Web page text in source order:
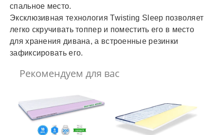
спальное место.
Эксклюзивная технология Twisting Sleep позволяет
легко скручивать топпер и поместить его в место
для хранения дивана, а встроенные резинки
зафиксировать его.
Рекомендуем для вас